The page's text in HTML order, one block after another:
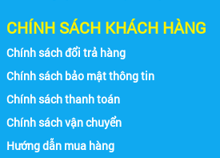
CHÍNH SÁCH KHÁCH HÀNG
Chính sách đổi trả hàng
Chính sách bảo mật thông tin
Chính sách thanh toán
Chính sách vận chuyển
Hướng dẫn mua hàng